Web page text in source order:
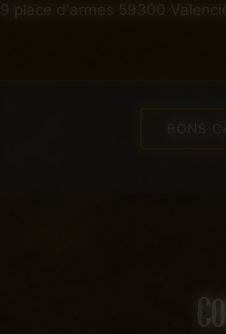
9 place d'armes 59300